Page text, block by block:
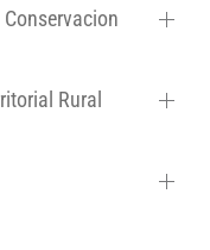
Rural